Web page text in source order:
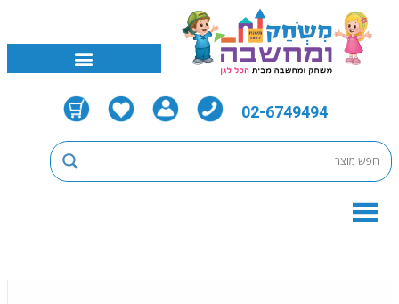
02-6749494